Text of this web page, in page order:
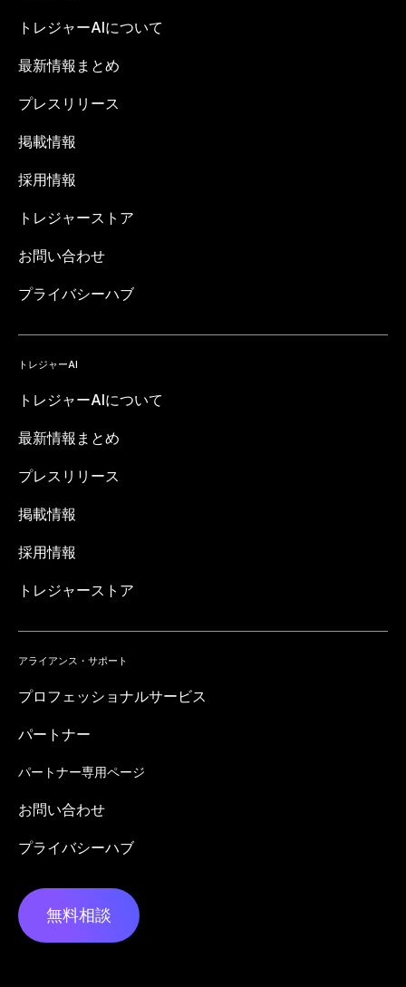
トレジャーAIについて
最新情報まとめ
プレスリリース
掲載情報
採用情報
トレジャーストア
お問い合わせ
プライバシーハブ
トレジャーAI
トレジャーAIについて
最新情報まとめ
プレスリリース
掲載情報
採用情報
トレジャーストア
アライアンス・サポート
プロフェッショナルサービス
パートナー
パートナー専用ページ
お問い合わせ
プライバシーハブ
無料相談